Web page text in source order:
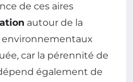
de ces aires
autour de la
environnementaux
car la pérennité de
également de